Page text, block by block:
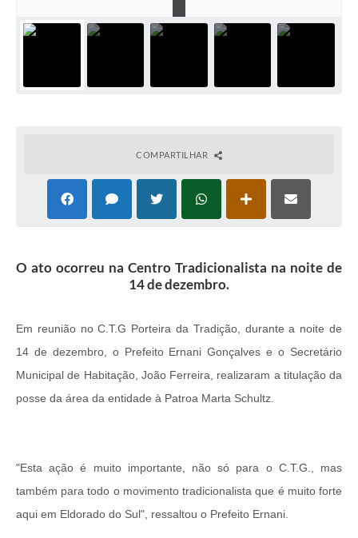
COMPARTILHAR
O ato ocorreu na Centro Tradicionalista na noite de
14 de dezembro.
Em reunião no C.T.G Porteira da Tradição, durante a noite de
14 de dezembro, o Prefeito Ernani Gonçalves e o Secretário
Municipal de Habitação, João Ferreira, realizaram a titulação da
posse da área da entidade à Patroa Marta Schultz.
"Esta ação é muito importante, não só para o C.T.G., mas
também para todo o movimento tradicionalista que é muito forte
aqui em Eldorado do Sul", ressaltou o Prefeito Ernani.